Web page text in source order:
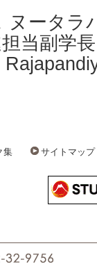
ータラ
当副学
集 サイトマップ